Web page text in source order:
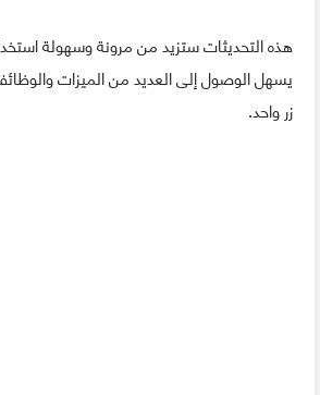
يسهل الوصول إلى العديد من الميزات
زر واحد.